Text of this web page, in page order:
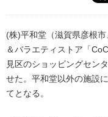
(株)平和堂（滋賀県彦根
＆バラエティストア「
見区のショッピングセン
せた。平和堂以外の施設
てとなる。